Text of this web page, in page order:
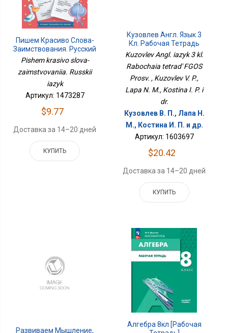
Пишем Красиво Слова-
Заимствования. Русский
Язык
Pishem krasivo slova-
zaimstvovaniia. Russkii
iazyk
Артикул: 1473287
$9.77
Доставка за 14–20 дней
КУПИТЬ
Кузовлев Англ. Язык 3
Кл. Рабочая Тетрадь
ФГОС Просв.
Kuzovlev Angl. iazyk 3 kl.
Rabochaia tetrad' FGOS
Prosv. , Kuzovlev V. P.,
Lapa N. M., Kostina I. P. i
dr.
Кузовлев В. П., Лапа Н.
М., Костина И. П. и др.
Артикул: 1603697
$20.42
Доставка за 14–20 дней
КУПИТЬ
Развиваем Мышление,
Алгебра 8кл [Рабочая